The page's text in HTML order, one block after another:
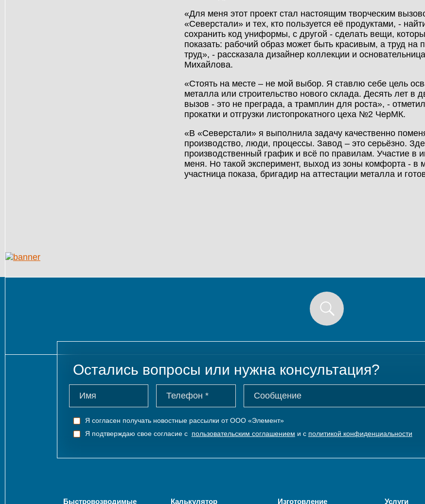
«Для меня этот проект стал настоящим творческим
«Северстали» и тех, кто пользуется её продуктами, -
сохранить код униформы, с другой - сделать вещи,
показать: рабочий образ может быть красивым, а труд
труд», - рассказала дизайнер коллекции и
Михайлова.
«Стоять на месте – не мой выбор. Я ставлю себе цель
металла или строительство нового склада. Десять лет
вызов - это не преграда, а трамплин для роста», -
прокатки и отгрузки листопрокатного цеха №2 ЧерМК.
«В «Северстали» я выполнила задачу качественно
производство, люди, процессы. Завод – это серьёзно.
производственный график и всё по правилам. Участие в
меня. Но такой эксперимент, выход из зоны комфорта -
участница показа, бригадир на аттестации металла и
Остались вопросы или нужна консультация?
Я согласен получать новостные рассылки от ООО «Элемент»
Я подтверждаю свое согласие с пользовательским соглашением и с политикой конфиденциальности
Быстровозводимые Калькулятор Изготовление Услуги